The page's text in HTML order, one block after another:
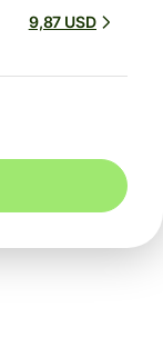
9,87 USD